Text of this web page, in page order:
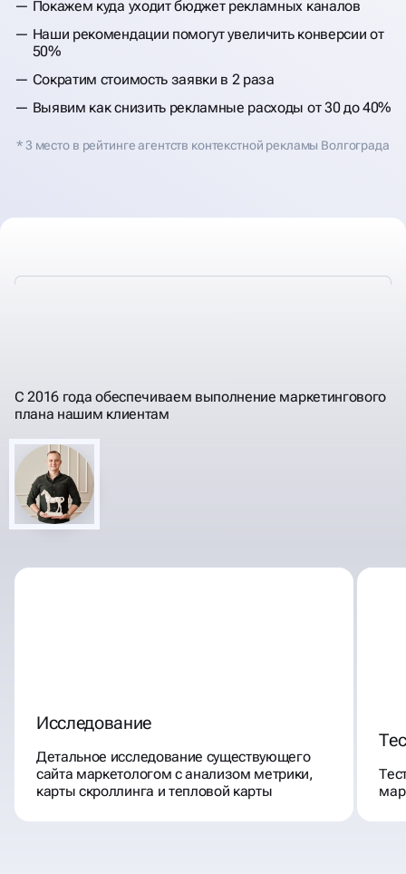
Покажем куда уходит бюджет рекламных каналов
Наши рекомендации помогут увеличить конверсии от
50%
Сократим стоимость заявки в 2 раза
Выявим как снизить рекламные расходы от 30 до 40%
* 3 место в рейтинге агентств контекстной рекламы Волгограда
АУДИТА САЙТА
С 2016 года обеспечиваем выполнение маркетингового
плана нашим клиентам
Исследование
Детальное исследование существующего
сайта маркетологом с анализом метрики,
карты скроллинга и тепловой карты